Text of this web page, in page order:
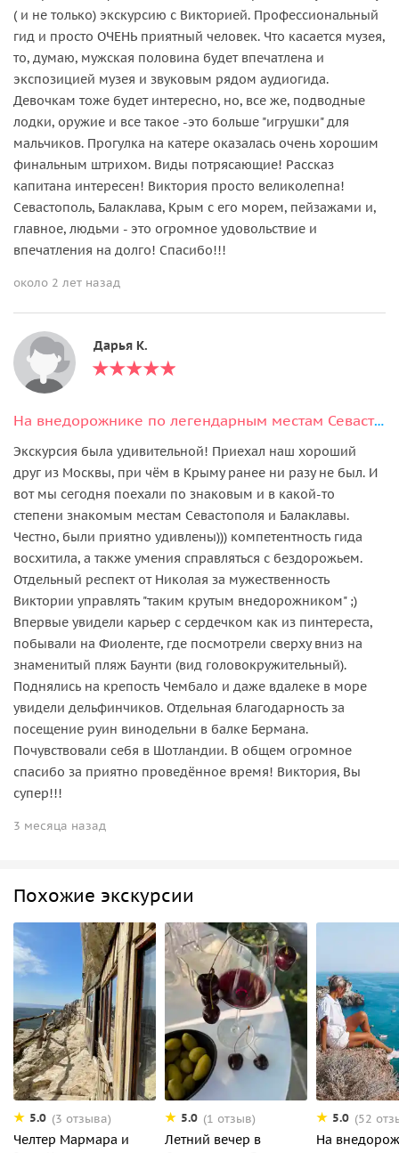
( и не только) экскурсию с Викторией. Профессиональный
гид и просто ОЧЕНЬ приятный человек. Что касается музея,
то, думаю, мужская половина будет впечатлена и
экспозицией музея и звуковым рядом аудиогида.
Девочкам тоже будет интересно, но, все же, подводные
лодки, оружие и все такое -это больше "игрушки" для
мальчиков. Прогулка на катере оказалась очень хорошим
финальным штрихом. Виды потрясающие! Рассказ
капитана интересен! Виктория просто великолепна!
Севастополь, Балаклава, Крым с его морем, пейзажами и,
главное, людьми - это огромное удовольствие и
впечатления на долго! Спасибо!!!
около 2 лет назад
Дарья К.
На внедорожнике по легендарным местам Севастополя, Фиолента и Балаклавы
Экскурсия была удивительной! Приехал наш хороший
друг из Москвы, при чём в Крыму ранее ни разу не был. И
вот мы сегодня поехали по знаковым и в какой-то
степени знакомым местам Севастополя и Балаклавы.
Честно, были приятно удивлены))) компетентность гида
восхитила, а также умения справляться с бездорожьем.
Отдельный респект от Николая за мужественность
Виктории управлять "таким крутым внедорожником" ;)
Впервые увидели карьер с сердечком как из пинтереста,
побывали на Фиоленте, где посмотрели сверху вниз на
знаменитый пляж Баунти (вид головокружительный).
Поднялись на крепость Чембало и даже вдалеке в море
увидели дельфинчиков. Отдельная благодарность за
посещение руин винодельни в балке Бермана.
Почувствовали себя в Шотландии. В общем огромное
спасибо за приятно проведённое время! Виктория, Вы
супер!!!
3 месяца назад
Похожие экскурсии
5.0 (3 отзыва)
Челтер Мармара и
5.0 (1 отзыв)
Летний вечер в
5.0 (52
На